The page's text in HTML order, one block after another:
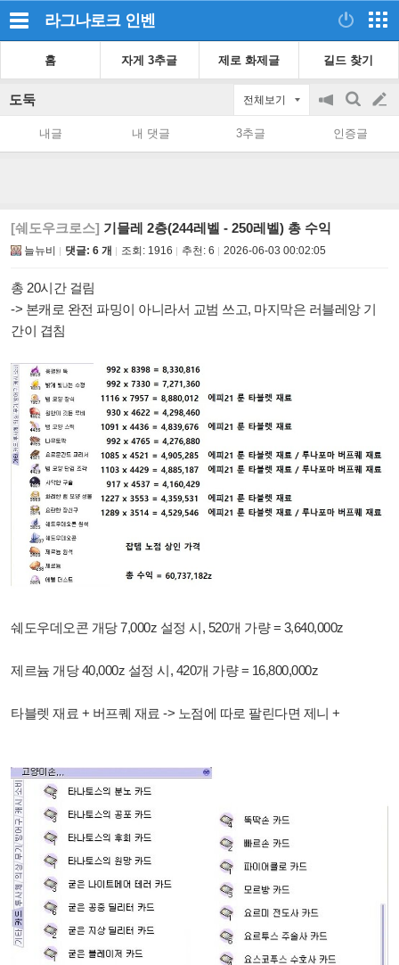
라그나로크 인벤
홈 자게 3추글 제로 화제글 길드 찾기
도둑 전체보기
공
on/off
검
색
글
쓰
내글 내 댓글 3추글 인증글
[쉐도우크로스] 기믈레 2층(244레벨 - 250레벨) 총 수익
늘뉴비 댓글: 6 개 조회: 1916 추천: 6 2026-06-03 00:02:05
총 20시간 걸림
-> 본캐로 완전 파밍이 아니라서 교범 쓰고, 마지막은 러블레앙 기
간이 겹침
쉐도우데오콘 개당 7,000z 설정 시, 520개 가량 = 3,640,000z
제르늄 개당 40,000z 설정 시, 420개 가량 = 16,800,000z
타블렛 재료 + 버프퀘 재료 -> 노점에 따로 팔린다면 제니 +